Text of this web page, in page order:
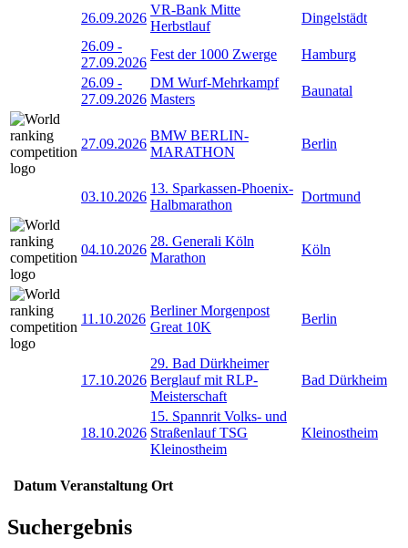
26.09.2026
VR-Bank Mitte
Herbstlauf
Dingelstädt
26.09 -
27.09.2026
Fest der 1000 Zwerge
Hamburg
26.09 -
27.09.2026
DM Wurf-Mehrkampf
Masters
Baunatal
27.09.2026
BMW BERLIN-
MARATHON
Berlin
03.10.2026
13. Sparkassen-Phoenix-
Halbmarathon
Dortmund
04.10.2026
28. Generali Köln
Marathon
Köln
11.10.2026
Berliner Morgenpost
Great 10K
Berlin
17.10.2026
29. Bad Dürkheimer
Berglauf mit RLP-
Meisterschaft
Bad Dürkheim
18.10.2026
15. Spannrit Volks- und
Straßenlauf TSG
Kleinostheim
Kleinostheim
Datum Veranstaltung Ort
Suchergebnis